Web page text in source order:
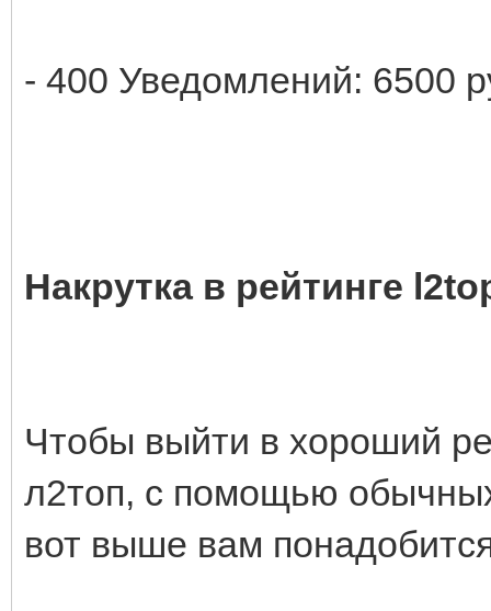
- 400 Уведомлений: 6500
Накрутка в рейтинге
Чтобы выйти в хороший
л2топ, с помощью
вот выше вам